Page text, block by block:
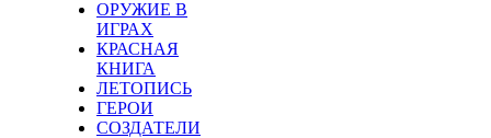
ОРУЖИЕ В
ИГРАХ
КРАСНАЯ
КНИГА
ЛЕТОПИСЬ
ГЕРОИ
СОЗДАТЕЛИ